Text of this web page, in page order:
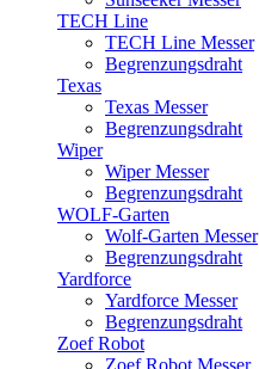
TECH Line
TECH Line Messer
Begrenzungsdraht
Texas
Texas Messer
Begrenzungsdraht
Wiper
Wiper Messer
Begrenzungsdraht
WOLF-Garten
Wolf-Garten Messer
Begrenzungsdraht
Yardforce
Yardforce Messer
Begrenzungsdraht
Zoef Robot